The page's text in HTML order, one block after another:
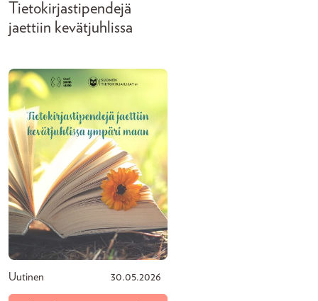
Tietokirjastipendejä
jaettiin kevätjuhlissa
Uutinen 30.05.2026